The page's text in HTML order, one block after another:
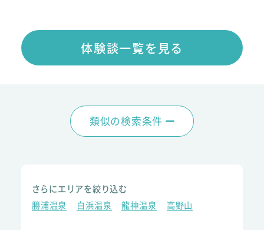
体験談一覧を見る
類似の検索条件
さらにエリアを絞り込む
勝浦温泉
白浜温泉 龍神温泉 高野山